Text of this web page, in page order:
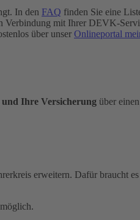
In den FAQ finden Sie eine
Verbindung mit Ihrer DEVK-
über unser Onlineportal
und Ihre Versicherung über
erweitern. Dafür braucht
möglich.